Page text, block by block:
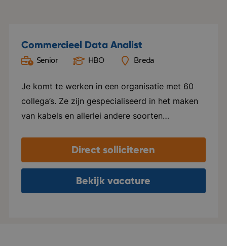
Commercieel Data Analist
Senior HBO Breda
Je komt te werken in een organisatie met 60
collega’s. Ze zijn gespecialiseerd in het maken
van kabels en allerlei andere soorten
kabels voor het meten van de tijd tijdens de
Formule 1 of bij hardloopwedstrijden. Maar ook
kabels in en rondom het vliegtuig behoren tot
hun specialiteiten: van de kabels om je achter
Direct solliciteren
Bekijk vacature